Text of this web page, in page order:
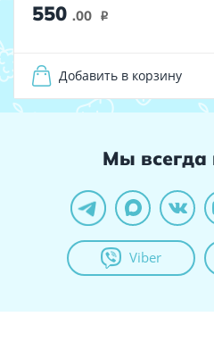
550 .00 i
Добавить в корзину
Мы всегда
Viber